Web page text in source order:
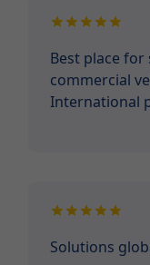
Best place
commercial
International
Solutions